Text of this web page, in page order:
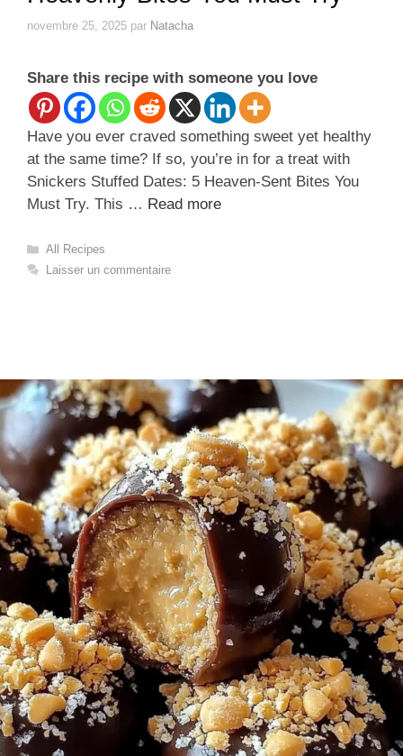
novembre 25, 2025 par Natacha
Share this recipe with someone you love
Have you ever craved something sweet yet healthy
at the same time? If so, you’re in for a treat with
Snickers Stuffed Dates: 5 Heaven-Sent Bites You
Must Try. This … Read more
Catégories
All Recipes
Laisser un commentaire